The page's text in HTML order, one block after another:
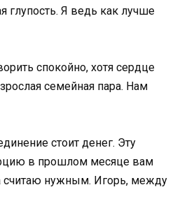
глупость. Я ведь как лучше
спокойно, хотя сердце
семейная пара. Нам
стоит денег. Эту
в прошлом месяце вам
считаю нужным. Игорь, между